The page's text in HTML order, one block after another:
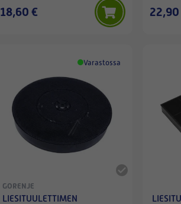
18,60 € 22,90
Varastossa
GORENJE
LIESITUULETTIMEN